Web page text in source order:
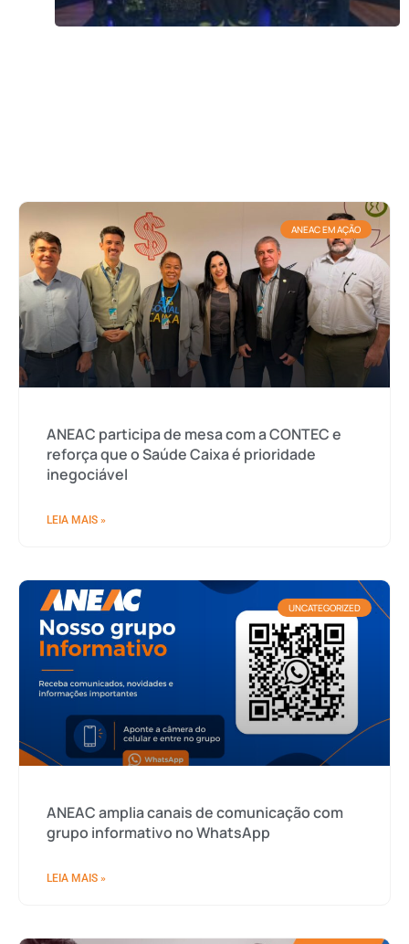
ANEAC EM AÇÃO
ANEAC participa de mesa com a CONTEC e
reforça que o Saúde Caixa é prioridade
inegociável
LEIA MAIS »
UNCATEGORIZED
ANEAC amplia canais de comunicação com
grupo informativo no WhatsApp
LEIA MAIS »